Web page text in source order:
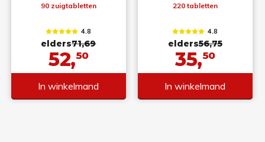
90 zuigtabletten
4.8
elders71,69
52,50
In winkelmand
220 tabletten
4.8
elders56,75
35,50
In winkelmand